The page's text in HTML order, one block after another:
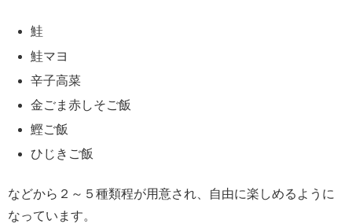
鮭
鮭マヨ
辛子高菜
金ごま赤しそご飯
鰹ご飯
ひじきご飯
などから２～５種類程が用意され、自由に楽しめるように
なっています。